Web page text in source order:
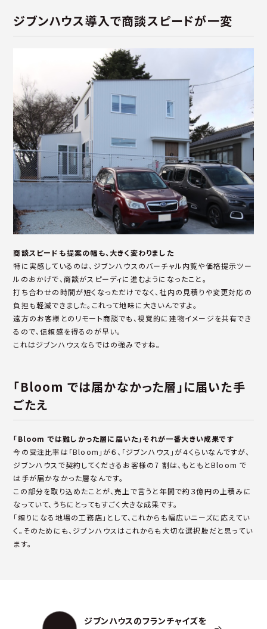
ジブンハウス導入で商談スピードが一変
商談スピードも提案の幅も、大きく変わりました
特に実感しているのは、ジブンハウスのバーチャル内覧や価格提示ツー
ルのおかげで、商談がスピーディに進むようになったこと。
打ち合わせの時間が短くなっただけでなく、社内の見積りや変更対応の
負担も軽減できました。これって地味に大きいんですよ。
遠方のお客様とのリモート商談でも、視覚的に建物イメージを共有でき
るので、信頼感を得るのが早い。
これはジブンハウスならではの強みですね。
「Bloom では届かなかった層」に届いた手
ごたえ
「Bloom では難しかった層に届いた」それが一番大きい成果です
今の受注比率は「Bloom」が６、「ジブンハウス」が４くらいなんですが、
ジブンハウスで契約してくださるお客様の7 割は、もともとBloom で
は手が届かなかった層なんです。
この部分を取り込めたことが、売上で言うと年間で約３億円の上積みに
なっていて、うちにとってもすごく大きな成果です。
「頼りになる地場の工務店」として、これからも幅広いニーズに応えてい
く。そのためにも、ジブンハウスはこれからも大切な選択肢だと思ってい
ます。
ジブンハウスのフランチャイズを